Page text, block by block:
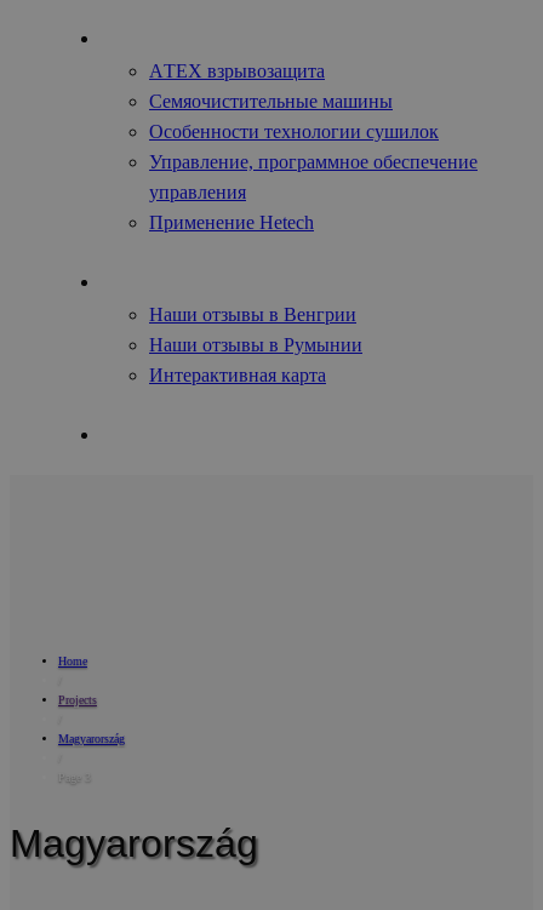
АTEX взрывозащита
Семяочистительные машины
Особенности технологии сушилок
Управление, программное обеспечение
управления
Применение Hetech
Наши отзывы в Венгрии
Наши отзывы в Румынии
Интерактивная карта
Home
Projects
Magyarország
Page 3
Magyarország